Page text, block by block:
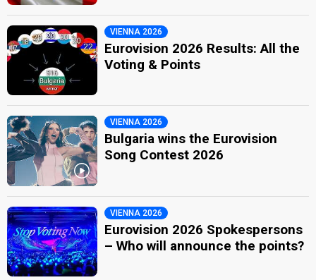
VIENNA 2026
Eurovision 2026 Results: All the
Voting & Points
VIENNA 2026
Bulgaria wins the Eurovision
Song Contest 2026
VIENNA 2026
Eurovision 2026 Spokespersons
– Who will announce the points?